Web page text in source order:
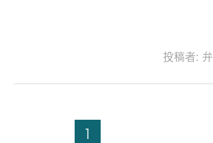
投稿者:
1